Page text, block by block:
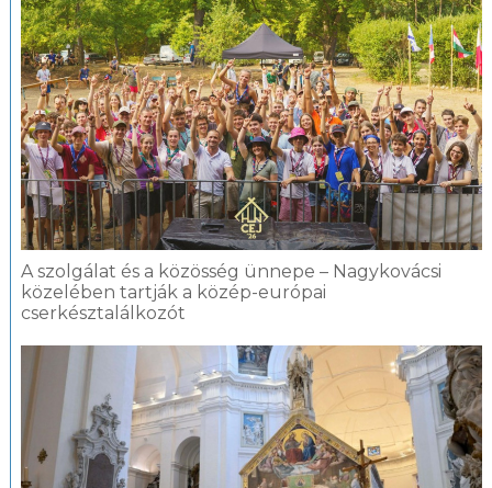
A szolgálat és a közösség ünnepe – Nagykovácsi
közelében tartják a közép-európai
cserkésztalálkozót